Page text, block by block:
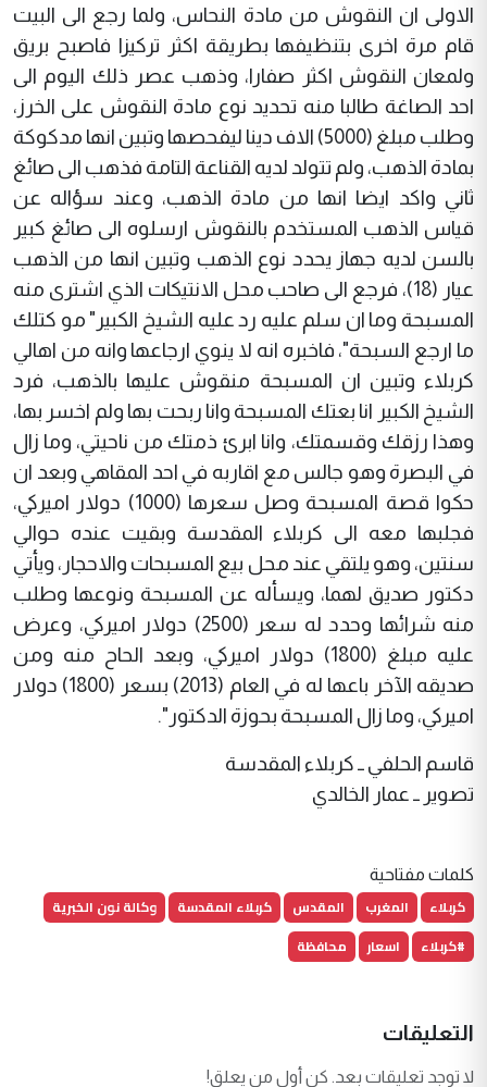
الاولى ان النقوش من مادة النحاس، ولما رجع الى البيت
قام مرة اخرى بتنظيفها بطريقة اكثر تركيزا فاصبح بريق
ولمعان النقوش اكثر صفارا، وذهب عصر ذلك اليوم الى
احد الصاغة طالبا منه تحديد نوع مادة النقوش على الخرز،
وطلب مبلغ (5000) الاف دينا ليفحصها وتبين انها مدكوكة
بمادة الذهب، ولم تتولد لديه القناعة التامة فذهب الى صائغ
ثاني واكد ايضا انها من مادة الذهب، وعند سؤاله عن
قياس الذهب المستخدم بالنقوش ارسلوه الى صائغ كبير
بالسن لديه جهاز يحدد نوع الذهب وتبين انها من الذهب
عيار (18)، فرجع الى صاحب محل الانتيكات الذي اشترى منه
المسبحة وما ان سلم عليه رد عليه الشيخ الكبير" مو كتلك
ما ارجع السبحة"، فاخبره انه لا ينوي ارجاعها وانه من اهالي
كربلاء وتبين ان المسبحة منقوش عليها بالذهب، فرد
الشيخ الكبير انا بعتك المسبحة وانا ربحت بها ولم اخسر بها،
وهذا رزقك وقسمتك، وانا ابرئ ذمتك من ناحيتي، وما زال
في البصرة وهو جالس مع اقاربه في احد المقاهي وبعد ان
حكوا قصة المسبحة وصل سعرها (1000) دولار اميركي،
فجلبها معه الى كربلاء المقدسة وبقيت عنده حوالي
سنتين، وهو يلتقي عند محل بيع المسبحات والاحجار، ويأتي
دكتور صديق لهما، ويسأله عن المسبحة ونوعها وطلب
منه شرائها وحدد له سعر (2500) دولار اميركي، وعرض
عليه مبلغ (1800) دولار اميركي، وبعد الحاح منه ومن
صديقه الآخر باعها له في العام (2013) بسعر (1800) دولار
اميركي، وما زال المسبحة بحوزة الدكتور".
قاسم الحلفي ــ كربلاء المقدسة
تصوير ــ عمار الخالدي
كلمات مفتاحية
كربلاء المغرب المقدس كربلاء المقدسة
وكالة نون الخبرية
#كربلاء
اسعار محافظة
التعليقات
لا توجد تعليقات بعد. كن أول من يعلق!